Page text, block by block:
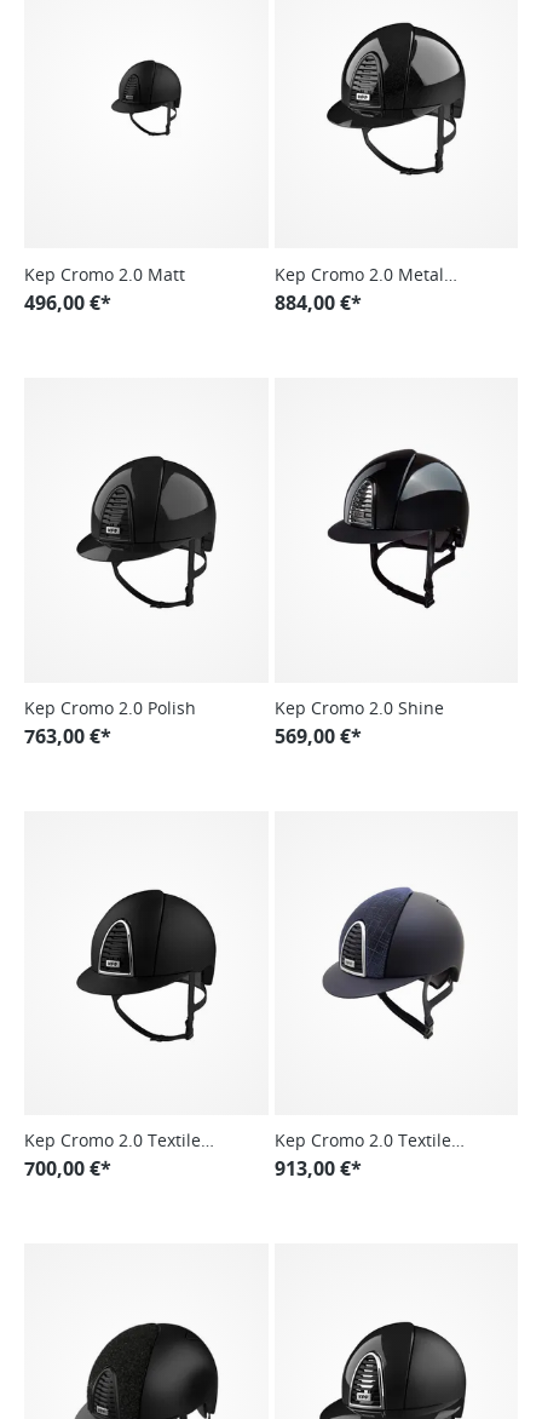
Kep Cromo 2.0 Matt
496,00 €*
Kep Cromo 2.0 Metal
Diamond
884,00 €*
Kep Cromo 2.0 Polish
763,00 €*
Kep Cromo 2.0 Shine
569,00 €*
Kep Cromo 2.0 Textile
Chrome frame
700,00 €*
Kep Cromo 2.0 Textile
Galassia
913,00 €*